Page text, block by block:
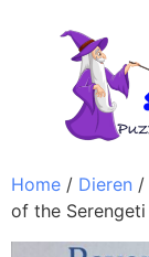
Home / Dieren /
of the Serengeti